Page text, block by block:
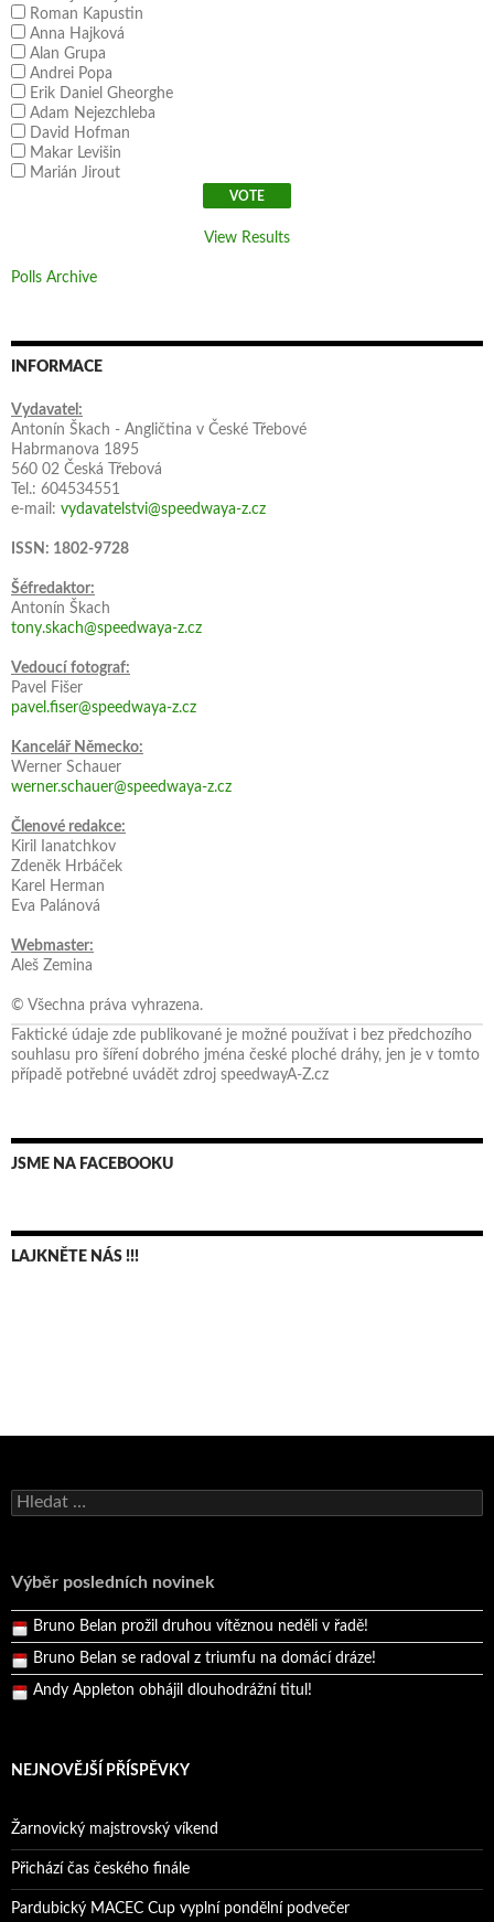
Roman Kapustin
Anna Hajková
Alan Grupa
Andrei Popa
Erik Daniel Gheorghe
Adam Nejezchleba
David Hofman
Makar Levišin
Marián Jirout
View Results
Polls Archive
INFORMACE
Vydavatel:
Antonín Škach - Angličtina v České Třebové
Habrmanova 1895
560 02 Česká Třebová
Tel.: 604534551
e-mail: vydavatelstvi@speedwaya-z.cz
ISSN: 1802-9728
Šéfredaktor:
Antonín Škach
tony.skach@speedwaya-z.cz
Vedoucí fotograf:
Pavel Fišer
pavel.fiser@speedwaya-z.cz
Kancelář Německo:
Werner Schauer
werner.schauer@speedwaya-z.cz
Členové redakce:
Kiril Ianatchkov
Zdeněk Hrbáček
Karel Herman
Eva Palánová
Webmaster:
Aleš Zemina
© Všechna práva vyhrazena.
Faktické údaje zde publikované je možné používat i bez předchozího
souhlasu pro šíření dobrého jména české ploché dráhy, jen je v tomto
případě potřebné uvádět zdroj speedwayA-Z.cz
JSME NA FACEBOOKU
LAJKNĚTE NÁS !!!
Vyhledávání
Výběr posledních novinek
Bruno Belan se radoval z triumfu na domácí dráze!
Pražský přebor neskrblil překvapeními!
Bruno Belan prožil druhou vítěznou neděli v řadě!
Bruno Belan se radoval z triumfu na domácí dráze!
Andy Appleton obhájil dlouhodrážní titul!
NEJNOVĚJŠÍ PŘÍSPĚVKY
Žarnovický majstrovský víkend
Přichází čas českého finále
Pardubický MACEC Cup vyplní pondělní podvečer